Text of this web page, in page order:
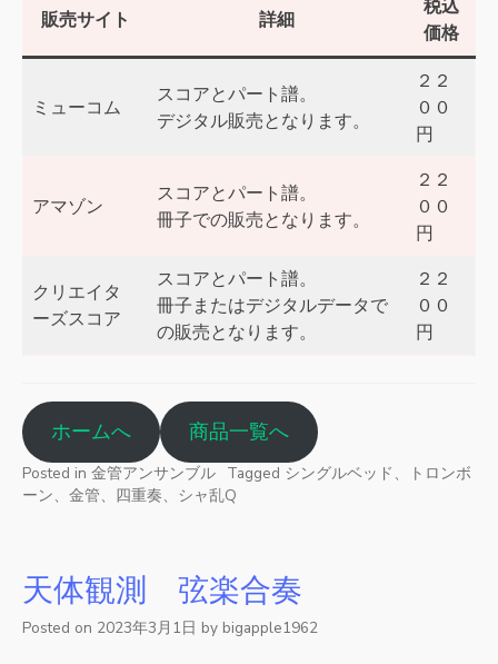
販売サイト 詳細
税込
価格
ミューコム
スコアとパート譜。
デジタル販売となります。
２２
００
円
アマゾン
スコアとパート譜。
冊子での販売となります。
２２
００
円
クリエイタ
ーズスコア
スコアとパート譜。
冊子またはデジタルデータで
の販売となります。
２２
００
円
ホームへ 商品一覧へ
Posted in 金管アンサンブル Tagged シングルベッド、トロンボ
ーン、金管、四重奏、シャ乱Q
天体観測 弦楽合奏
Posted on 2023年3月1日 by bigapple1962